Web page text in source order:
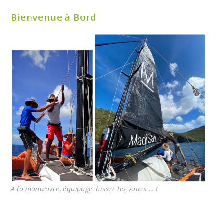
Bienvenue à Bord
A la manœuvre, équipage, hissez les voiles … !